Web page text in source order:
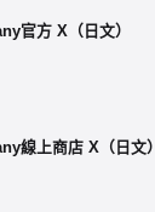
官方 X（日文）
線上商店 X（日文）